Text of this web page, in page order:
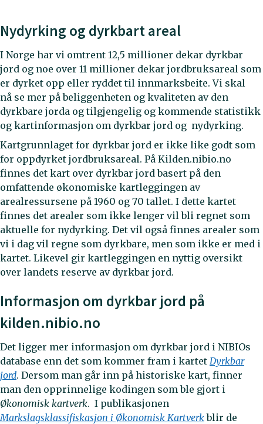
Nydyrking og dyrkbart areal
I Norge har vi omtrent 12,5 millioner dekar dyrkbar
jord og noe over 11 millioner dekar jordbruksareal som
er dyrket opp eller ryddet til innmarksbeite. Vi skal
nå se mer på beliggenheten og kvaliteten av den
dyrkbare jorda og tilgjengelig og kommende statistikk
og kartinformasjon om dyrkbar jord og nydyrking.
Kartgrunnlaget for dyrkbar jord er ikke like godt som
for oppdyrket jordbruksareal. På Kilden.nibio.no
finnes det kart over dyrkbar jord basert på den
omfattende økonomiske kartleggingen av
arealressursene på 1960 og 70 tallet. I dette kartet
finnes det arealer som ikke lenger vil bli regnet som
aktuelle for nydyrking. Det vil også finnes arealer som
vi i dag vil regne som dyrkbare, men som ikke er med i
kartet. Likevel gir kartleggingen en nyttig oversikt
over landets reserve av dyrkbar jord.
Informasjon om dyrkbar jord på
kilden.nibio.no
Det ligger mer informasjon om dyrkbar jord i NIBIOs
database enn det som kommer fram i kartet Dyrkbar
jord. Dersom man går inn på historiske kart, finner
man den opprinnelige kodingen som ble gjort i
Økonomisk kartverk. I publikasjonen
Markslagsklassifiskasjon i Økonomisk Kartverkblir de